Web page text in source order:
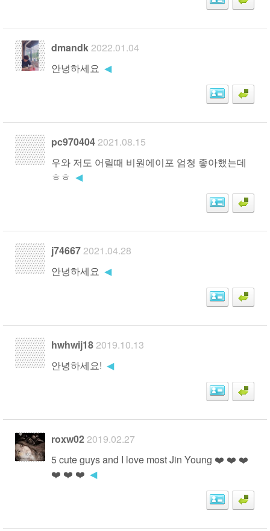
dmandk2022.01.04
안녕하세요 ◀
pc9704042021.08.15
우와 저도 어릴때 비원에이포 엄청 좋아했는데
ㅎㅎ ◀
j746672021.04.28
안녕하세요 ◀
hwhwij182019.10.13
안녕하세요! ◀
roxw022019.02.27
5 cute guys and I love most Jin Young ❤️ ❤️ ❤️
❤️ ❤️ ❤️ ◀